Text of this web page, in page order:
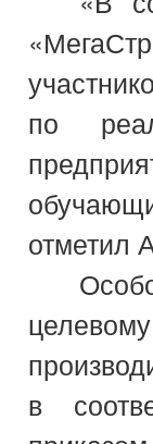
по
отметил
в